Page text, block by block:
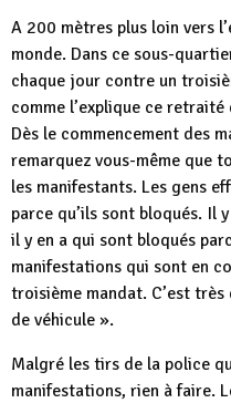
A 200 mètres plus loin vers
monde. Dans ce sous-
chaque jour contre un
comme l’explique ce
Dès le commencement des
remarquez vous-même que
les manifestants. Les gens
parce qu’ils sont bloqués. Il
il y en a qui sont bloqués
manifestations qui sont en
troisième mandat. C’est très
de véhicule ».
Malgré les tirs de la police
manifestations, rien à faire.